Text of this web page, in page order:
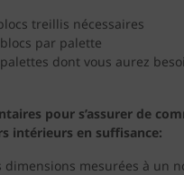
treillis nécessaires
par palette
dont vous aurez
pour s’assurer de
intérieurs en suffisance:
dimensions mesurées à un